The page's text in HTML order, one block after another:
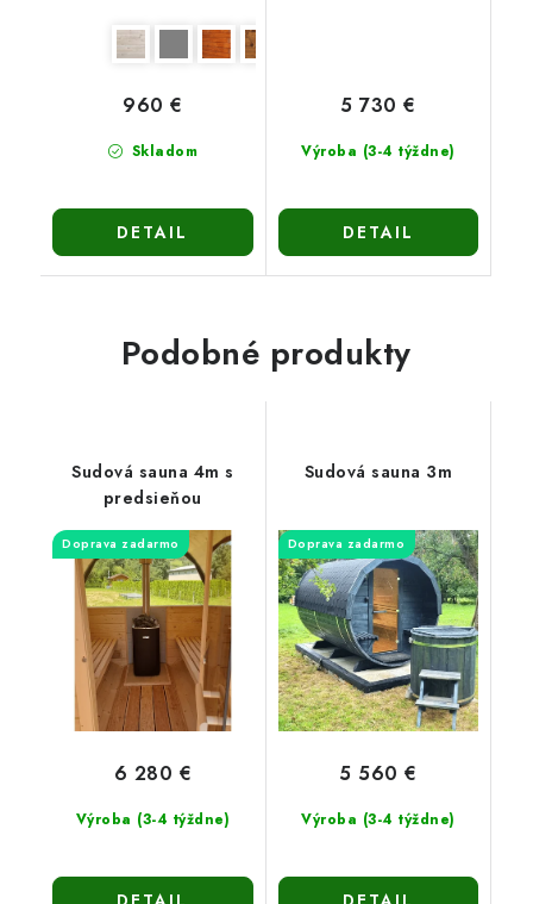
Skladom
960 €
DETAIL
Výroba (3-4 týždne)
5 730 €
DETAIL
Podobné produkty
Sudová sauna 4m s
predsieňou
Doprava zadarmo
Výroba (3-4 týždne)
6 280 €
Sudová sauna 3m
Doprava zadarmo
Výroba (3-4 týždne)
5 560 €